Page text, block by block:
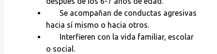
Se acompañan de conductas agresivas
hacia sí mismo o hacia otros.
Interfieren con la vida familiar, escolar
o social.